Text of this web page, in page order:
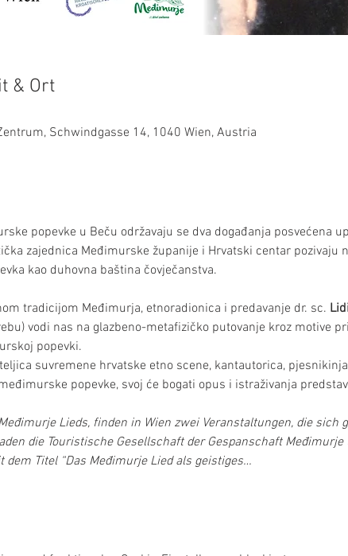
& Ort
Schwindgasse 14, 1040 Wien, Austria
popevke u Beču održavaju se dva događanja posvećena
zajednica Međimurske županije i Hrvatski centar pozivaju
kao duhovna baština čovječanstva.
tradicijom Međimurja, etnoradionica i predavanje dr. sc.
vodi nas na glazbeno-metafizičko putovanje kroz motive
popevki.
suvremene hrvatske etno scene, kantautorica,
popevke, svoj će bogati opus i istraživanja
Lieds, finden in Wien zwei Veranstaltungen, die
die Touristische Gesellschaft der Gespanschaft
dem Titel “Das Međimurje Lied als geistiges…